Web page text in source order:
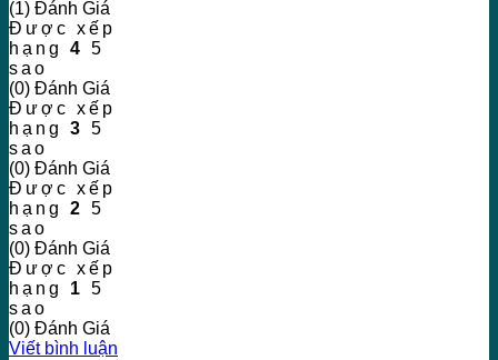
(1) Đánh Giá
Được xếp
hạng 4 5
sao
(0) Đánh Giá
Được xếp
hạng 3 5
sao
(0) Đánh Giá
Được xếp
hạng 2 5
sao
(0) Đánh Giá
Được xếp
hạng 1 5
sao
(0) Đánh Giá
Viết bình luận